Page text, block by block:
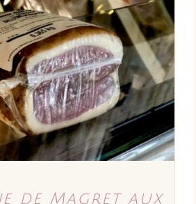
AU PANIER
/
de Magret aux